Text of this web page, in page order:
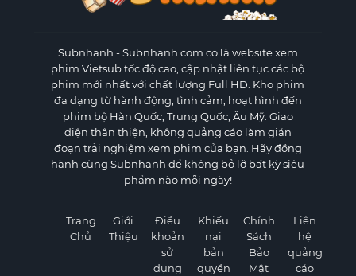
Subnhanh - Subnhanh.com.co là website xem
phim Vietsub tốc độ cao, cập nhật liên tục các bộ
phim mới nhất với chất lượng Full HD. Kho phim
đa dạng từ hành động, tình cảm, hoạt hình đến
phim bộ Hàn Quốc, Trung Quốc, Âu Mỹ. Giao
diện thân thiện, không quảng cáo làm gián
đoạn trải nghiệm xem phim của bạn. Hãy đồng
hành cùng Subnhanh để không bỏ lỡ bất kỳ siêu
phẩm nào mỗi ngày!
Trang
Chủ
Giới
Thiệu
Điều
khoản
sử
dụng
Khiếu
nại
bản
quyền
Chính
Sách
Bảo
Mật
Liên
hệ
quảng
cáo